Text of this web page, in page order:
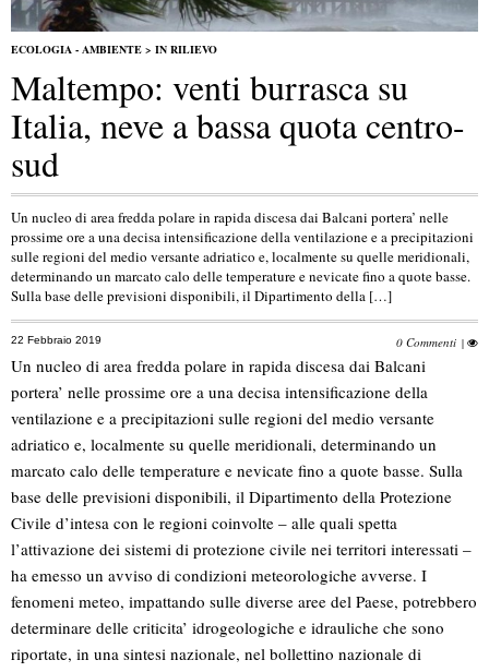
ECOLOGIA - AMBIENTE > IN RILIEVO
Maltempo: venti burrasca su
Italia, neve a bassa quota centro-
sud
Un nucleo di area fredda polare in rapida discesa dai Balcani portera’ nelle
prossime ore a una decisa intensificazione della ventilazione e a precipitazioni
sulle regioni del medio versante adriatico e, localmente su quelle meridionali,
determinando un marcato calo delle temperature e nevicate fino a quote basse.
Sulla base delle previsioni disponibili, il Dipartimento della […]
22 Febbraio 2019 0 Commenti |
Un nucleo di area fredda polare in rapida discesa dai Balcani
portera’ nelle prossime ore a una decisa intensificazione della
ventilazione e a precipitazioni sulle regioni del medio versante
adriatico e, localmente su quelle meridionali, determinando un
marcato calo delle temperature e nevicate fino a quote basse. Sulla
base delle previsioni disponibili, il Dipartimento della Protezione
Civile d’intesa con le regioni coinvolte – alle quali spetta
l’attivazione dei sistemi di protezione civile nei territori interessati –
ha emesso un avviso di condizioni meteorologiche avverse. I
fenomeni meteo, impattando sulle diverse aree del Paese, potrebbero
determinare delle criticita’ idrogeologiche e idrauliche che sono
riportate, in una sintesi nazionale, nel bollettino nazionale di